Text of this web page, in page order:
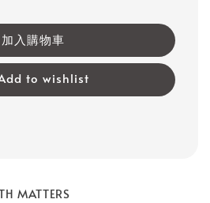
加入購物車
to wishlist
MATTERS